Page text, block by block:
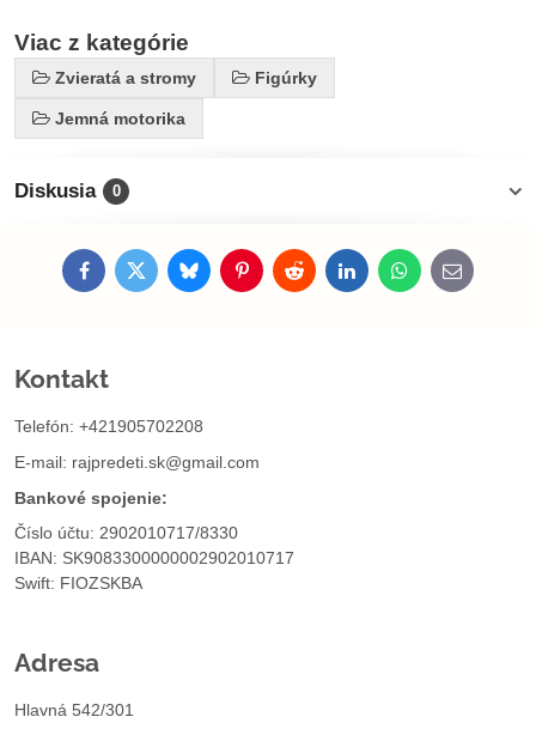
Viac z kategórie
Zvieratá a stromy Figúrky
Jemná motorika
Diskusia 0
FacebookTwitterBlueskyPinterestRedditLinkedInWhatsApp
E-
mail
Kontakt
Telefón: +421905702208
E-mail: rajpredeti.sk@gmail.com
Bankové spojenie:
Číslo účtu: 2902010717/8330
IBAN: SK9083300000002902010717
Swift: FIOZSKBA
Adresa
Hlavná 542/301